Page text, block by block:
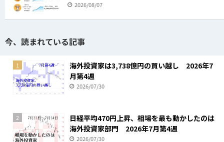
2026/08/07
今、読まれている記事
1
海外投資家は3,738億円の買い越し 2026年7
月第4週
2026/07/30
2
日経平均470円上昇、相場を最も動かしたのは
海外投資家部門 2026年7月第4週
2026/07/30